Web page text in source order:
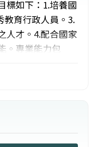
標如下：1.培養國
教育行政人員。3.
人才。4.配合國家
。專業能力包
鑑之能力。4.學